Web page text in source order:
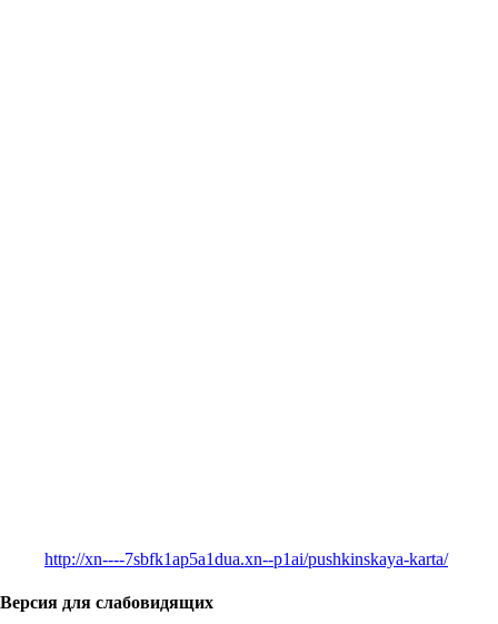
http://xn----7sbfk1ap5a1dua.xn--p1ai/pushkinskaya-karta/
Версия для слабовидящих